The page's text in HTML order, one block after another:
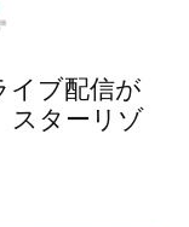
イブ配信が
スターリゾ